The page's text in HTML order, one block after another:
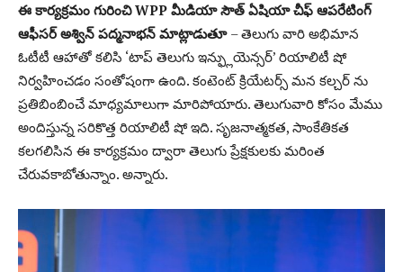
ఈ కార్యక్రమం గురించి WPP మీడియా సౌత్ ఏషియా చీఫ్ ఆపరేటింగ్
ఆఫీసర్ అశ్విన్ పద్మనాభన్ మాట్లాడుతూ – తెలుగు వారి అభిమాన
ఓటీటీ ఆహాతో కలిసి ‘టాప్ తెలుగు ఇన్ఫ్లుయెన్సర్’ రియాలిటీ షో
నిర్వహించడం సంతోషంగా ఉంది. కంటెంట్ క్రియేటర్స్ మన కల్చర్ ను
ప్రతిబింబించే మాధ్యమాలుగా మారిపోయారు. తెలుగువారి కోసం మేము
అందిస్తున్న సరికొత్త రియాలిటీ షో ఇది. సృజనాత్మకత, సాంకేతికత
కలగలిసిన ఈ కార్యక్రమం ద్వారా తెలుగు ప్రేక్షకులకు మరింత
చేరువకాబోతున్నాం. అన్నారు.